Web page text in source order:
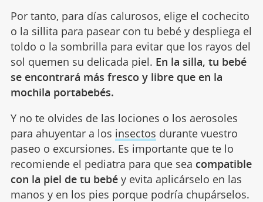
Por tanto, para días calurosos, elige el cochecito
o la sillita para pasear con tu bebé y despliega el
toldo o la sombrilla para evitar que los rayos del
sol quemen su delicada piel. En la silla, tu bebé
se encontrará más fresco y libre que en la
mochila portabebés.
Y no te olvides de las lociones o los aerosoles
para ahuyentar a los insectos durante vuestro
paseo o excursiones. Es importante que te lo
recomiende el pediatra para que sea compatible
con la piel de tu bebéy evita aplicárselo en las
manos y en los pies porque podría chupárselos.